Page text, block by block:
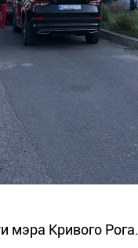
мэра Кривого Рога.